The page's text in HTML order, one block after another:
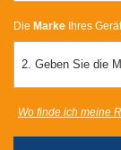
Die Marke Ihres
2. Geben Sie die
Wo finde ich meine